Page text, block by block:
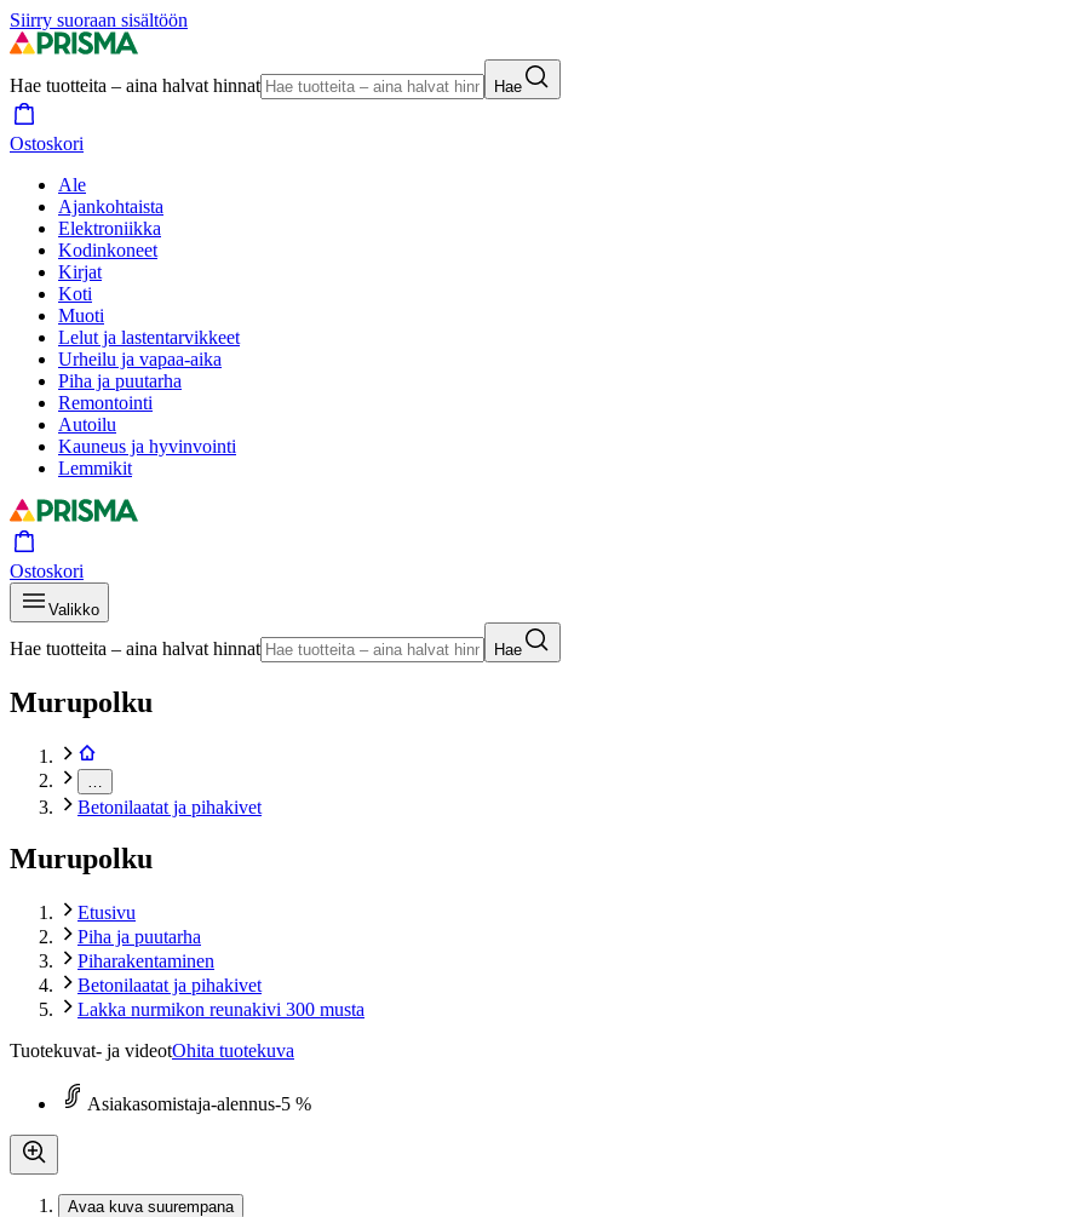
Siirry suoraan sisältöön
Hae tuotteita – aina halvat hinnat Hae
Ostoskori
Ale
Ajankohtaista
Elektroniikka
Kodinkoneet
Kirjat
Koti
Muoti
Lelut ja lastentarvikkeet
Urheilu ja vapaa-aika
Piha ja puutarha
Remontointi
Autoilu
Kauneus ja hyvinvointi
Lemmikit
Ostoskori
Valikko
Hae tuotteita – aina halvat hinnat Hae
Murupolku
Betonilaatat ja pihakivet
Murupolku
Etusivu
Piha ja puutarha
Piharakentaminen
Betonilaatat ja pihakivet
Lakka nurmikon reunakivi 300 musta
Tuotekuvat- ja videotOhita tuotekuva
Asiakasomistaja-alennus-5 %
Avaa kuva suurempana